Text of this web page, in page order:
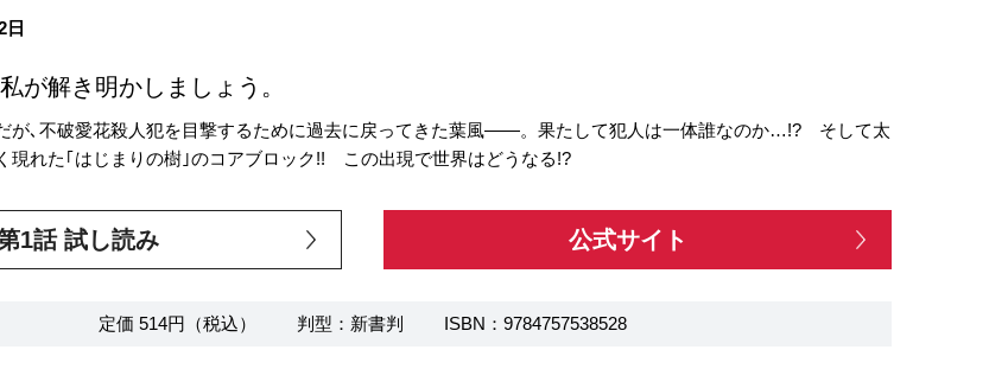
日
が解き明かしましょう。
が､不破愛花殺人犯を目撃するために過去に戻ってきた葉風――。果たして犯人は一体誰なのか…!? そして太
現れた｢はじまりの樹｣のコアブロック!! この出現で世界はどうなる!?
1話 試し読み 公式サイト
定価 514円（税込） 判型：新書判 ISBN：9784757538528